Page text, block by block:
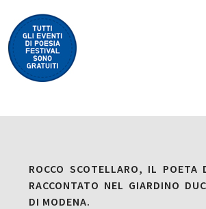
ROCCO SCOTELLARO, IL POETA
RACCONTATO NEL GIARDINO
DI MODENA.